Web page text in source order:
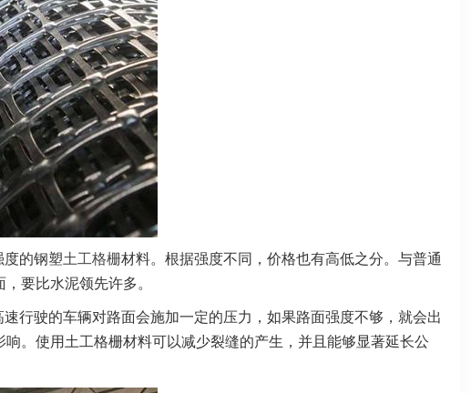
度的钢塑土工格栅材料。根据强度不同，价格也有高低之分。与普通
要比水泥领先许多。
行驶的车辆对路面会施加一定的压力，如果路面强度不够，就会出
。使用土工格栅材料可以减少裂缝的产生，并且能够显著延长公